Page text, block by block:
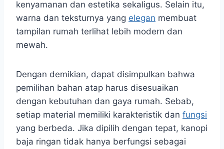
kenyamanan dan estetika sekaligus. Selain itu,
warna dan teksturnya yang elegan membuat
tampilan rumah terlihat lebih modern dan
mewah.
Dengan demikian, dapat disimpulkan bahwa
pemilihan bahan atap harus disesuaikan
dengan kebutuhan dan gaya rumah. Sebab,
setiap material memiliki karakteristik dan fungsi
yang berbeda. Jika dipilih dengan tepat, kanopi
baja ringan tidak hanya berfungsi sebagai